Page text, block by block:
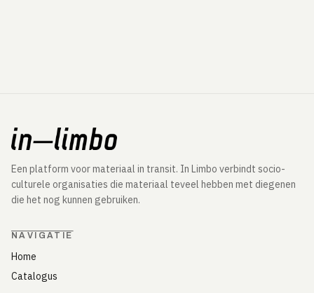
Een platform voor materiaal in transit. In Limbo verbindt socio-
culturele organisaties die materiaal teveel hebben met diegenen
die het nog kunnen gebruiken.
NAVIGATIE
Home
Catalogus